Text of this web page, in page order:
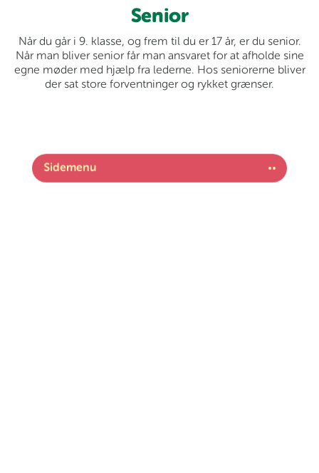
indhold
Senior
Når du går i 9. klasse, og frem til du er 17 år, er du senior.
Når man bliver senior får man ansvaret for at afholde sine
egne møder med hjælp fra lederne. Hos seniorerne bliver
der sat store forventninger og rykket grænser.